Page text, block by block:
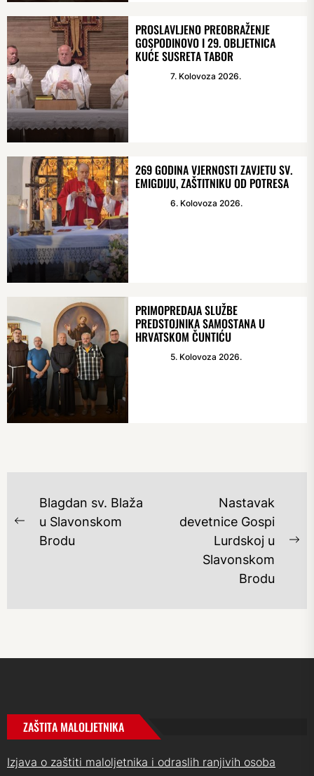
PROSLAVLJENO PREOBRAŽENJE
GOSPODINOVO I 29. OBLJETNICA
KUĆE SUSRETA TABOR
7. Kolovoza 2026.
269 GODINA VJERNOSTI ZAVJETU SV.
EMIGDIJU, ZAŠTITNIKU OD POTRESA
6. Kolovoza 2026.
PRIMOPREDAJA SLUŽBE
PREDSTOJNIKA SAMOSTANA U
HRVATSKOM ČUNTIĆU
5. Kolovoza 2026.
NAVIGACIJA
OBJAVA
Previous
post:
Blagdan sv. Blaža
u Slavonskom
Brodu
Nastavak
devetnice Gospi
Lurdskoj u
Slavonskom
Brodu
ZAŠTITA MALOLJETNIKA
Izjava o zaštiti maloljetnika i odraslih ranjivih osoba